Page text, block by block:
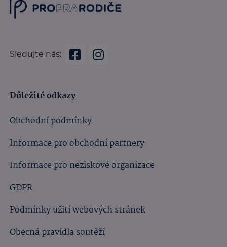
Sledujte nás:
Důležité odkazy
Obchodní podmínky
Informace pro obchodní partnery
Informace pro neziskové organizace
GDPR
Podmínky užití webových stránek
Obecná pravidla soutěží